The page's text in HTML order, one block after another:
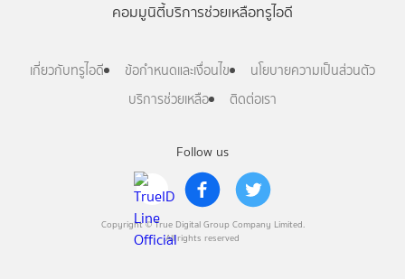
Follow us
Copyright © True Digital Group Company Limited.
All rights reserved
คอมมูนิตี้บริการช่วยเหลือทรูไอดี
เกี่ยวกับทรูไอดี ข้อกำหนดและเงื่อนไข
นโยบายความเป็นส่วนตัว
บริการช่วยเหลือ
ติดต่อเรา